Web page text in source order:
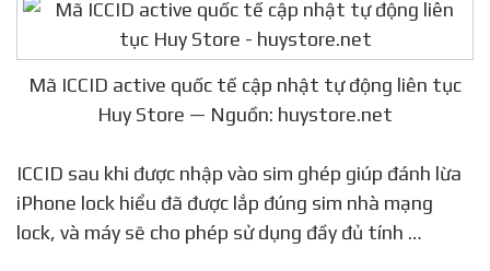
Mã ICCID active quốc tế cập nhật tự động liên tục
Huy Store — Nguồn: huystore.net
ICCID sau khi được nhập vào sim ghép giúp đánh lừa
iPhone lock hiểu đã được lắp đúng sim nhà mạng
lock, và máy sẽ cho phép sử dụng đầy đủ tính …